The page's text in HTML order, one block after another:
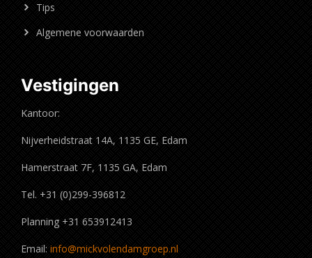
Tips
Algemene voorwaarden
Vestigingen
Kantoor:
Nijverheidstraat 14A, 1135 GE, Edam
Hamerstraat 7F, 1135 GA, Edam
Tel. +31 (0)299-396812
Planning +31 653912413
Email: info@mickvolendamgroep.nl